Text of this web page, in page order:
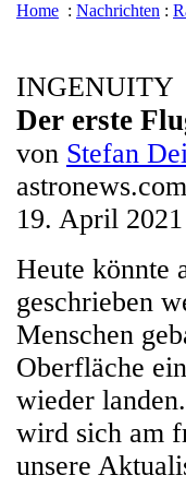
Home : Nachrichten :
INGENUITY
Der erste
von Stefan
astronews.com
19. April 2021
Heute könnte
geschrieben
Menschen
Oberfläche
wieder
wird sich am
unsere